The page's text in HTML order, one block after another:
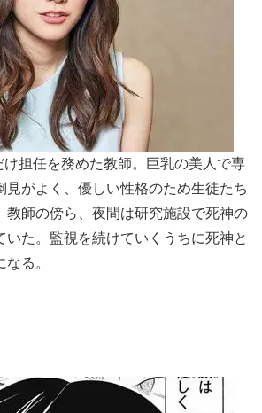
け担任を務めた教師。巨乳の美人で専
見がよく、優しい性格のため生徒たち
教師の傍ら、夜間は研究施設で死神の
いた。監視を続けていくうちに死神と
る。